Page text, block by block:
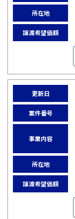
所在地
譲渡希望価額
更新日
案件番号
事業内容
所在地
譲渡希望価額